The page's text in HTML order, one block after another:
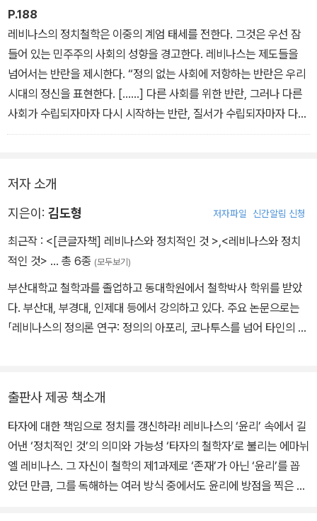
고자 한다. 그는 정치의 긍정적인 면, 해방적인 면을 강조한다.
P.188
레비나스의 정치철학은 이중의 계엄 태세를 전한다. 그것은 우선 잠
들어 있는 민주주의 사회의 성향을 경고한다. 레비나스는 제도들을
넘어서는 반란을 제시한다. “정의 없는 사회에 저항하는 반란은 우리
시대의 정신을 표현한다. [……] 다른 사회를 위한 반란, 그러나 다른
사회가 수립되자마자 다시 시작하는 반란, 질서가 수립되자마자 다시
시작하는 반란”을 주장하는 것이다. 아울러 레비나스의 철학은 그 자
저자 소개
지은이: 김도형 저자파일 신간알림 신청
최근작 : <[큰글자책] 레비나스와 정치적인 것 > <레비나스와 정치
적인 것> … 총 6종 (모두보기)
부산대학교 철학과를 졸업하고 동대학원에서 철학박사 학위를 받았
다. 부산대, 부경대, 인제대 등에서 강의하고 있다. 주요 논문으로는
「레비나스의 정의론 연구: 정의의 아포리, 코나투스를 넘어 타인의 선
리의 정치철학적 함의』(2018), 옮긴 책으로는 레비나스의 『신, 죽음,
그리고 시간』(2013), 『전체성과 무한』(2018)이 있다.
출판사 제공 책소개
타자에 대한 책임으로 정치를 갱신하라! 레비나스의 ‘윤리’ 속에서 길
어낸 ‘정치적인 것’의 의미와 가능성 ‘타자의 철학자’로 불리는 에마뉘
엘 레비나스. 그 자신이 철학의 제1과제로 ‘존재’가 아닌 ‘윤리’를 꼽
았던 만큼, 그를 독해하는 여러 방식 중에서도 윤리에 방점을 찍은 시